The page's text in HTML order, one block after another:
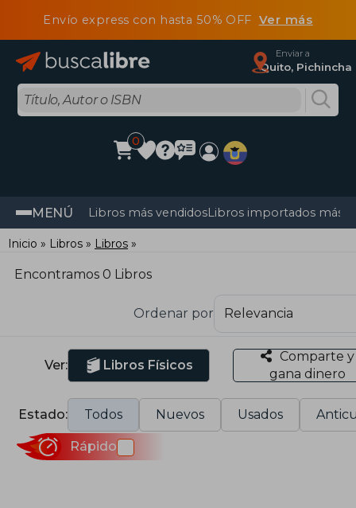
Envío express con hasta 50% OFF Ver más
Enviar a
Quito, Pichincha
0
MENÚ Libros más vendidosLibros importados más
Inicio Libros Libros
Encontramos 0 Libros
Ordenar por
Ver: Libros Físicos
Comparte y
gana dinero
Estado: Todos Nuevos Usados
Rápido